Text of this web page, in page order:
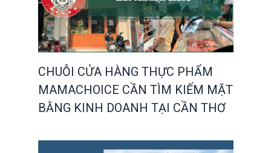
CHUỖI CỬA HÀNG THỰC PHẨM
MAMACHOICE CẦN TÌM KIẾM MẶT
BẰNG KINH DOANH TẠI CẦN THƠ